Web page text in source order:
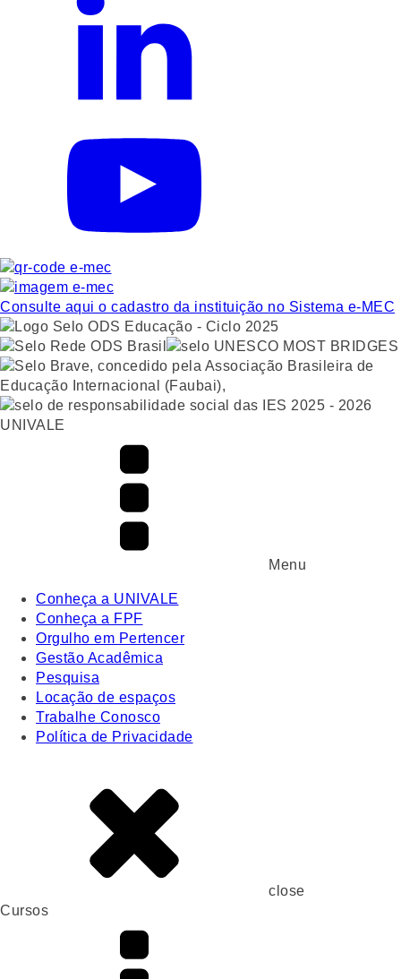
Consulte aqui o cadastro da instituição no Sistema e-MEC
UNIVALE
Menu
Conheça a UNIVALE
Conheça a FPF
Orgulho em Pertencer
Gestão Acadêmica
Pesquisa
Locação de espaços
Trabalhe Conosco
Política de Privacidade
close
Cursos